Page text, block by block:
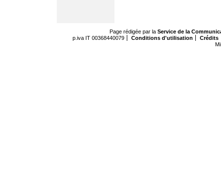
Page rédigée par la Service de la
p.iva IT 00368440079
Conditions d'utilisation
Crédits